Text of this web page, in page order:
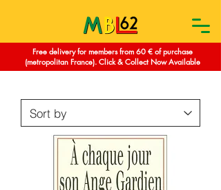
Free delivery for members from 60 € of purchase
(metropolitan France). Click & Collect Now Available